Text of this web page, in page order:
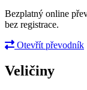
Bezplatný online
bez registrace.
Otevřít převodník
Veličiny